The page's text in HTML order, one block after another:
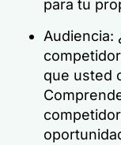
para tu
Audiencia:
que usted